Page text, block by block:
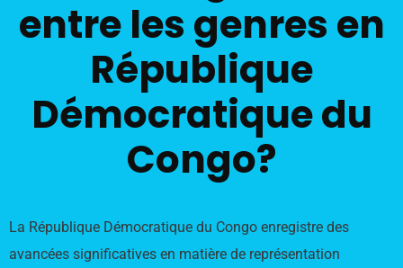
entre les genres en
République
Démocratique du
Congo?
La République Démocratique du Congo enregistre des
avancées significatives en matière de représentation